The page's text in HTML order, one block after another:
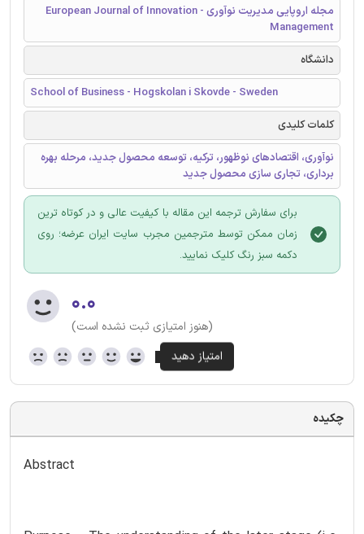
مجله اروپایی مدیریت نوآوری - European Journal of Innovation
Management
دانشگاه
School of Business - Hogskolan i Skovde - Sweden
کلمات کلیدی
نوآوری، اقتصادهای نوظهور، ترکیه، توسعه محصول جدید، مرحله بهره
برداری، تجاری سازی محصول جدید
برای سفارش ترجمه این مقاله با کیفیت عالی و در کوتاه ترین
زمان ممکن توسط مترجمین مجرب سایت ایران عرضه؛ روی
دکمه سبز رنگ کلیک نمایید.
۰.۰
(هنوز امتیازی ثبت نشده است)
چکیده
Abstract